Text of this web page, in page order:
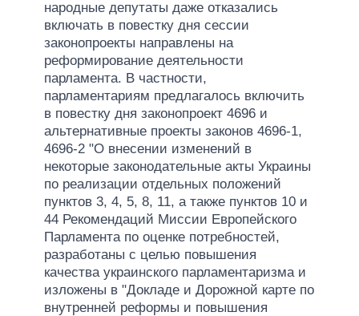
народные депутаты даже отказались
включать в повестку дня сессии
законопроекты направлены на
реформирование деятельности
парламента. В частности,
парламентариям предлагалось включить
в повестку дня законопроект 4696 и
альтернативные проекты законов 4696-1,
4696-2 "О внесении изменений в
некоторые законодательные акты Украины
по реализации отдельных положений
пунктов 3, 4, 5, 8, 11, а также пунктов 10 и
44 Рекомендаций Миссии Европейского
Парламента по оценке потребностей,
разработаны с целью повышения
качества украинского парламентаризма и
изложены в "Докладе и Дорожной карте по
внутренней реформы и повышения